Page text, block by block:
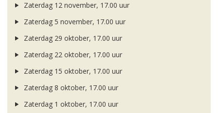
Zaterdag 12 november, 17.00 uur
Zaterdag 5 november, 17.00 uur
Zaterdag 29 oktober, 17.00 uur
Zaterdag 22 oktober, 17.00 uur
Zaterdag 15 oktober, 17.00 uur
Zaterdag 8 oktober, 17.00 uur
Zaterdag 1 oktober, 17.00 uur